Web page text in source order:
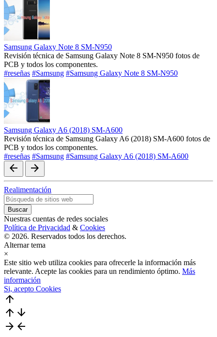
Samsung Galaxy Note 8 SM-N950
Revisión técnica de Samsung Galaxy Note 8 SM-N950 fotos de
PCB y todos los componentes.
#reseñas #Samsung #Samsung Galaxy Note 8 SM-N950
Samsung Galaxy A6 (2018) SM-A600
Revisión técnica de Samsung Galaxy A6 (2018) SM-A600 fotos de
PCB y todos los componentes.
#reseñas #Samsung #Samsung Galaxy A6 (2018) SM-A600
arrow_back arrow_forward
Realimentación
Nuestras cuentas de redes sociales
Política de Privacidad & Cookies
© 2026. Reservados todos los derechos.
Alternar tema
×
Este sitio web utiliza cookies para ofrecerle la información más
relevante. Acepte las cookies para un rendimiento óptimo. Más
información
Si, acepto Cookies
arrow_upward
arrow_upward arrow_downward
arrow_forward arrow_back